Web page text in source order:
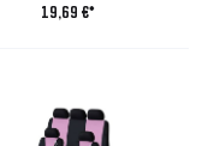
19,69 €*